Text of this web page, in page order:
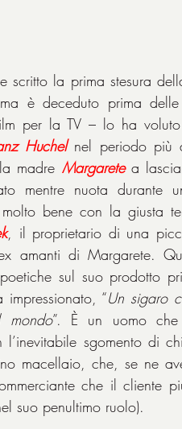
la prima stesura
per la TV – lo ha voluto
Huchel nel periodo più
madre Margarete a
mentre nuota durante
bene con la giusta
, il proprietario di una
amanti di Margarete.
sul suo prodotto
“Un sigaro
”. È un uomo che
sgomento di
macellaio, che, se ne
che il cliente
suo penultimo ruolo).